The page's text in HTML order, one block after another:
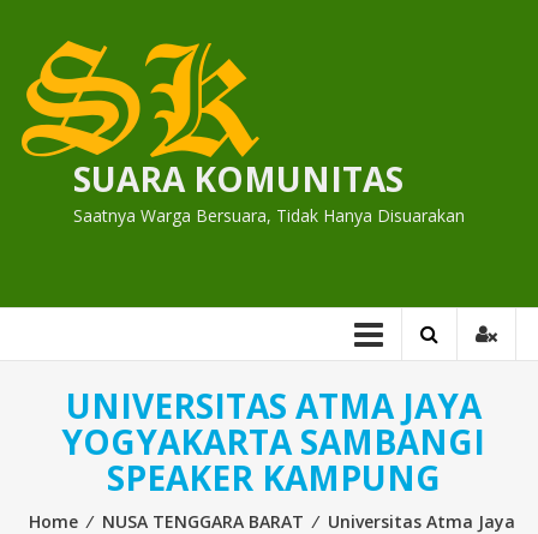
content
SUARA KOMUNITAS
Saatnya Warga Bersuara, Tidak Hanya Disuarakan
UNIVERSITAS ATMA JAYA
YOGYAKARTA SAMBANGI
SPEAKER KAMPUNG
Home ⁄ NUSA TENGGARA BARAT ⁄ Universitas Atma Jaya